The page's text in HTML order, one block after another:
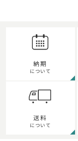
納期
について
送料
について